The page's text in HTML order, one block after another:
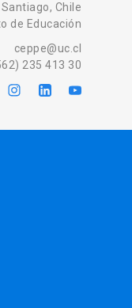
Santiago, Chile
de Educación
ceppe@uc.cl
235 413 30